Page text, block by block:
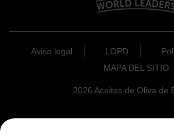
Aviso legal LOPD
MAPA DEL SITIO
2026 Aceites de Oliva de